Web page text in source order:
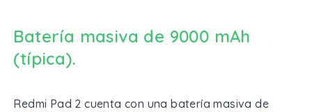
Batería masiva de 9000 mAh
(típica).
Redmi Pad 2 cuenta con una batería masiva de